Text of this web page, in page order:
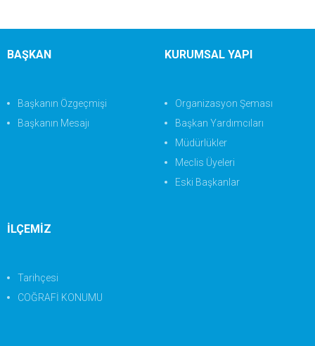
BAŞKAN
Başkanın Özgeçmişi
Başkanın Mesajı
KURUMSAL YAPI
Organizasyon Şeması
Başkan Yardımcıları
Müdürlükler
Meclis Üyeleri
Eski Başkanlar
İLÇEMİZ
Tarihçesi
COĞRAFİ KONUMU